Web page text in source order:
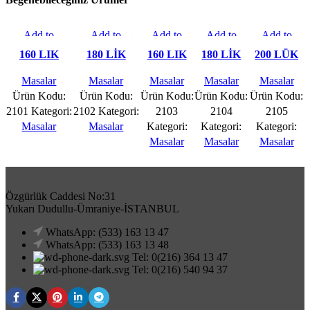
Add to
compare
Favorilere
Ekle
160 LIK
CLASS
KONİK
AÇILIR
MASA
Masalar
Ürün Kodu:
2101 Kategori:
Masalar
Add to
compare
Favorilere
Ekle
180 LİK
CLASS
KONİK
AÇILIR
MASA
Masalar
Ürün Kodu:
2102 Kategori:
Masalar
Add to
compare
Favorilere
Ekle
160 LIK
KONİK
OVAL
MASA
Masalar
Ürün Kodu:
2103
Kategori:
Masalar
Add to
compare
Favorilere
Ekle
180 LİK
KONİK
OVAL
MASA
Masalar
Ürün Kodu:
2104
Kategori:
Masalar
Add to
compare
Favorilere
Ekle
200 LÜK
KONİK
OVAL
MASA
Masalar
Ürün Kodu:
2105
Kategori:
Masalar
Özgürlük Caddesi No:31
Yukarı Dudullu-Ümraniye-İSTANBUL
WhatsApp: (533) 163 13 47
WhatsApp: (533) 163 13 48
Tel: 0(216) 364 13 47
Tel: 0(216) 540 94 37